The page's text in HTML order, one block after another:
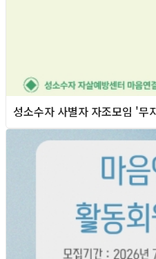
성소수자 사별자 자조모임 '무